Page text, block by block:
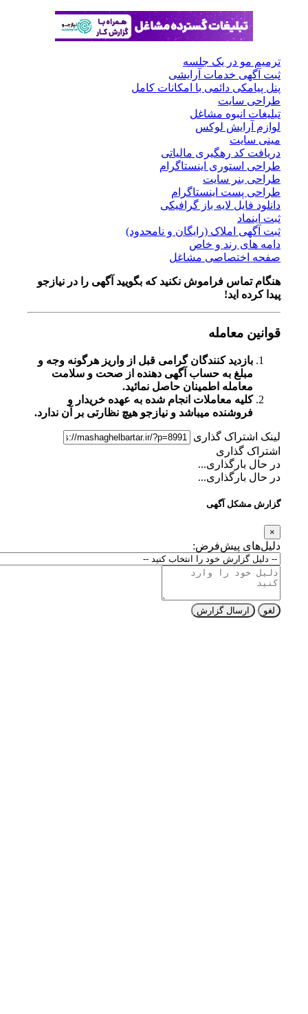
ترمیم مو در یک جلسه
ثبت آگهی خدمات آرایشی
پنل پیامکی دائمی با امکانات کامل
طراحی سایت
تبلیغات انبوه مشاغل
لوازم آرایش لوکس
مینی سایت
دریافت کد رهگیری مالیاتی
طراحی استوری اینستاگرام
طراحی بنر سایت
طراحی پست اینستاگرام
دانلود فایل لایه باز گرافیکی
ثبت اینماد
ثبت آگهی املاک (رایگان و نامحدود)
دامه های رند و خاص
صفحه اختصاصی مشاغل
هنگام تماس فراموش نکنید که بگویید آگهی را در نیازجو
پیدا کرده اید!
قوانین معامله
بازدید کنندگان گرامی قبل از واریز هرگونه وجه و
مبلغ به حساب آگهی دهنده از صحت و سلامت
معامله اطمینان حاصل نمائید.
کلیه معاملات انجام شده به عهده خریدار و
فروشنده میباشد و نیازجو هیچ نظارتی بر آن ندارد.
لینک اشتراک گذاری
اشتراک گذاری
در حال بارگذاری...
در حال بارگذاری...
گزارش مشکل آگهی
دلیل‌های پیش‌فرض:
ارسال گزارش